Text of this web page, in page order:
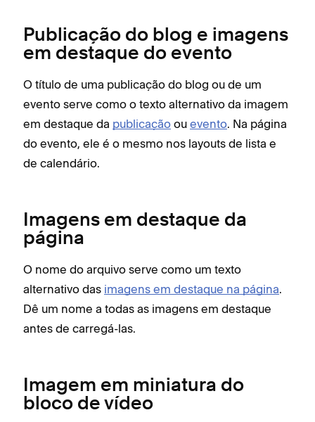
Publicação do blog e imagens
em destaque do evento
O título de uma publicação do blog ou de um
evento serve como o texto alternativo da imagem
em destaque da publicação ou evento. Na página
do evento, ele é o mesmo nos layouts de lista e
de calendário.
Imagens em destaque da
página
O nome do arquivo serve como um texto
alternativo das imagens em destaque na página.
Dê um nome a todas as imagens em destaque
antes de carregá-las.
Imagem em miniatura do
bloco de vídeo